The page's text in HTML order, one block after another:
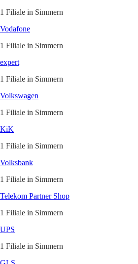
1 Filiale in Simmern
Vodafone
1 Filiale in Simmern
expert
1 Filiale in Simmern
Volkswagen
1 Filiale in Simmern
KiK
1 Filiale in Simmern
Volksbank
1 Filiale in Simmern
Telekom Partner Shop
1 Filiale in Simmern
UPS
1 Filiale in Simmern